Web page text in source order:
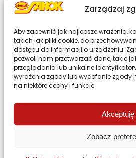
Zarządzaj
Aby zapewnić jak najlepsze wrażenia,
takich jak pliki cookie, do
dostępu do informacji o urządzeniu.
pozwoli nam przetwarzać dane, takie
przeglądania lub unikalne
wyrażenia zgody lub wycofanie zgody
na niektóre cechy i funkcje.
Akceptuję
Zobacz
Design & Code by
Przewiń stronę do góry